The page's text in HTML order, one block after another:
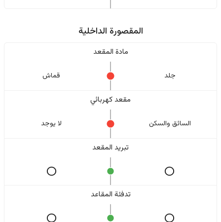
المقصورة الداخلية
مادة المقعد
جلد قماش
مقعد كهربائي
السائق والسکن لا یوجد
تبريد المقعد
تدفئة المقاعد